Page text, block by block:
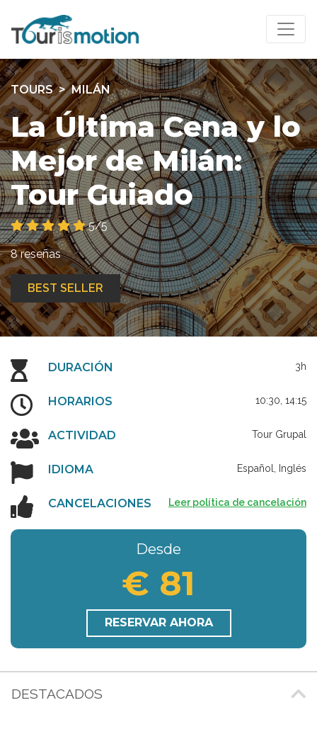
TOURS MILÁN
La Última Cena y lo
Mejor de Milán:
Tour Guiado
5/5
8 reseñas
BEST SELLER
DURACIÓN 3h
HORARIOS 10:30, 14:15
ACTIVIDAD Tour Grupal
IDIOMA Español, Inglés
CANCELACIONES Leer política de cancelación
Desde
€ 81
RESERVAR AHORA
DESTACADOS